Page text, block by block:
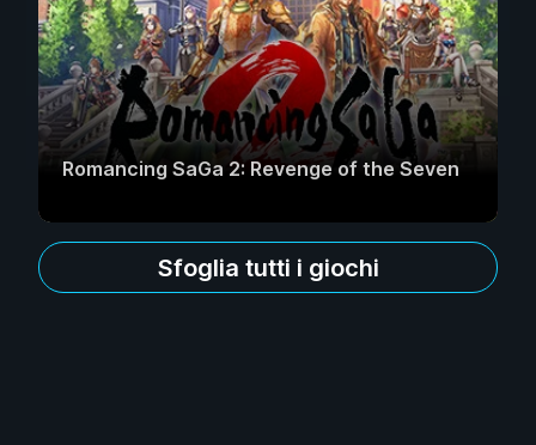
Romancing SaGa 2: Revenge of the Seven
Sfoglia tutti i giochi